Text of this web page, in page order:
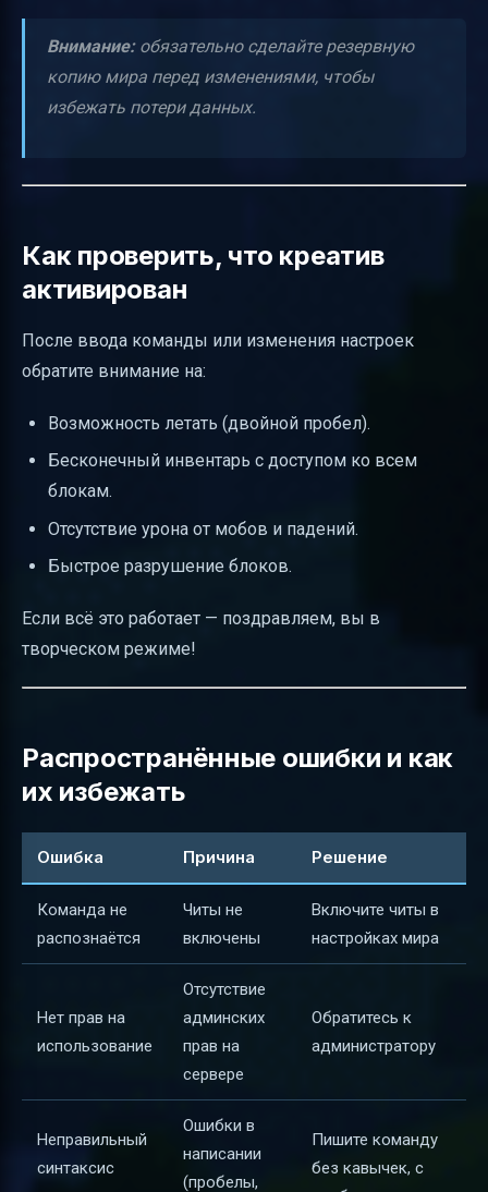
Внимание:обязательно сделайте резервную
копию мира перед изменениями, чтобы
избежать потери данных.
Как проверить, что креатив
активирован
После ввода команды или изменения настроек
обратите внимание на:
Возможность летать (двойной пробел).
Бесконечный инвентарь с доступом ко всем
блокам.
Отсутствие урона от мобов и падений.
Быстрое разрушение блоков.
Если всё это работает — поздравляем, вы в
творческом режиме!
Распространённые ошибки и как
их избежать
Ошибка Причина Решение
Команда не
распознаётся
Читы не
включены
Включите читы в
настройках мира
Нет прав на
использование
Отсутствие
админских
прав на
сервере
Обратитесь к
администратору
Неправильный
синтаксис
Ошибки в
написании
(пробелы,
Пишите команду
без кавычек, с